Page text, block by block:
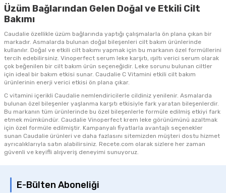
Üzüm Bağlarından Gelen Doğal ve Etkili Cilt
Bakımı
Caudalie özellikle üzüm bağlarında yaptığı çalışmalarla ön plana çıkan bir
markadır. Asmalarda bulunan doğal bileşenleri cilt bakım ürünlerinde
kullanılır. Doğal ve etkili cilt bakımı yapmak için bu markanın özel formüllerini
tercih edebilirsiniz. Vinoperfect serum leke karşıtı, ışıltı verici serum olarak
çok beğenilen bir cilt bakım ürün seçeneğidir. Leke sorunu bulunan ciltler
için ideal bir bakım etkisi sunar. Caudalie C Vitamini etkili cilt bakım
ürünlerinin enerji verici etkisi ön plana çıkar.
C vitamini içerikli Caudalie nemlendiricilerle cildiniz yenilenir. Asmalarda
bulunan özel bileşenler yaşlanma karşıtı etkisiyle fark yaratan bileşenlerdir.
Bu markanın tüm ürünlerinde bu özel bileşenlerle formüle edilmiş etkiyi fark
etmek mümkündür. Caudalie Vinoperfect krem leke görünümünü azaltmak
için özel formüle edilmiştir. Kampanyalı fiyatlarla avantajlı seçenekler
sunan Caudalie ürünleri ve daha fazlasını sitemizden müşteri dostu hizmet
ayrıcalıklarıyla satın alabilirsiniz. Recete.com olarak sizlere her zaman
güvenli ve keyifli alışveriş deneyimi sunuyoruz.
E-Bülten Aboneliği